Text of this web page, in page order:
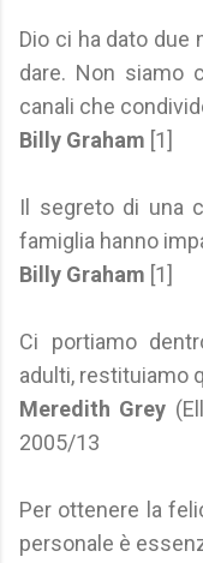
Dio ci ha dato due
dare. Non siamo
canali che
Billy Graham [1]
Il segreto di una
famiglia hanno
Billy Graham [1]
Ci portiamo
adulti, restituiamo
Meredith Grey
2005/13
Per ottenere la
personale è